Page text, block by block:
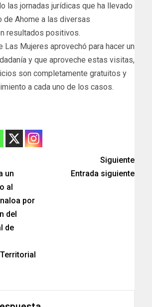
las jornadas jurídicas que ha llevado
de Ahome a las diversas
resultados positivos.
Las Mujeres aprovechó para hacer un
y que aproveche estas visitas,
son completamente gratuitos y
a cada uno de los casos.
un
al
por
del
de
Siguiente
Entrada siguiente